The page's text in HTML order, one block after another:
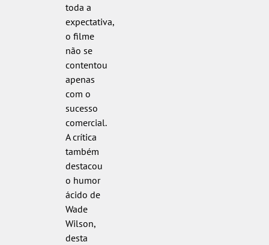
toda a
expectativa,
o filme
não se
contentou
apenas
com o
sucesso
comercial.
A crítica
também
destacou
o humor
ácido de
Wade
Wilson,
desta